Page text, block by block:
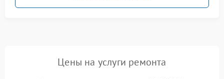
Цены на услуги ремонта